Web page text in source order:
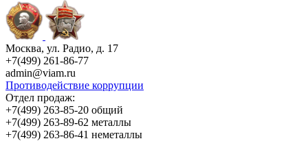
Москва, ул. Радио, д. 17
+7(499) 261-86-77
admin@viam.ru
Противодействие коррупции
Отдел продаж:
+7(499) 263-85-20 общий
+7(499) 263-89-62 металлы
+7(499) 263-86-41 неметаллы